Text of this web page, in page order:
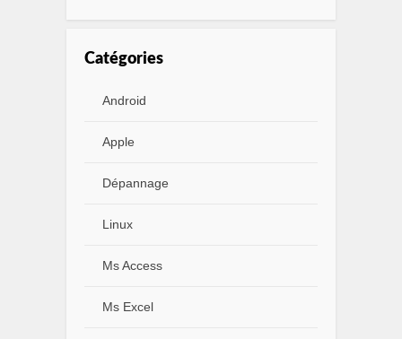
Catégories
Android
Apple
Dépannage
Linux
Ms Access
Ms Excel